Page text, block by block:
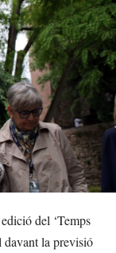
del ‘Temps
davant la previsió